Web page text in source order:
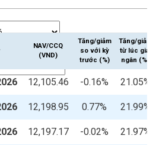
NAV/CCQ
(VND)
Tăng/giảm
so với kỳ
trước (%)
Tăng/giảm
từ lúc giải
ngân (%)
12,105.46 -0.16% 21.05%
12,198.95 0.77% 21.99%
12,197.17 -0.02% 21.97%